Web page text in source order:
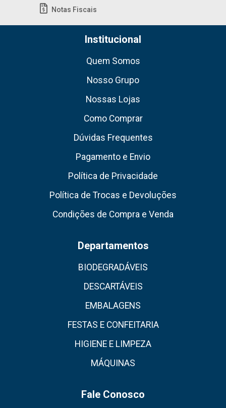
Notas Fiscais
Institucional
Quem Somos
Nosso Grupo
Nossas Lojas
Como Comprar
Dúvidas Frequentes
Pagamento e Envio
Política de Privacidade
Política de Trocas e Devoluções
Condições de Compra e Venda
Departamentos
BIODEGRADÁVEIS
DESCARTÁVEIS
EMBALAGENS
FESTAS E CONFEITARIA
HIGIENE E LIMPEZA
MÁQUINAS
Fale Conosco